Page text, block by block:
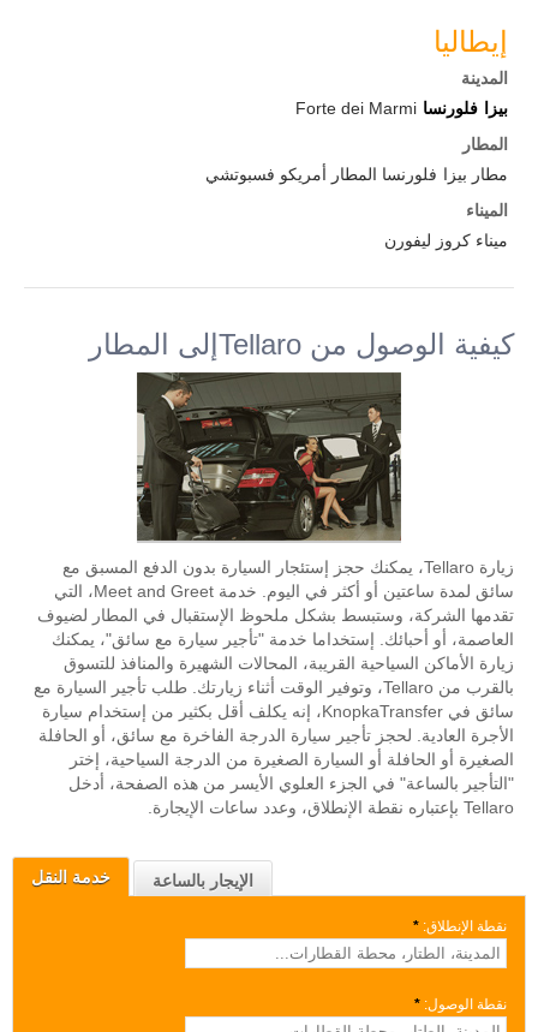
خدمة النقل الإيجار بالساعة
نقطة الإنطلاق: *
نقطة الوصول: *
إيطاليا
المدينة
بيزا
فلورنسا Forte dei Marmi
المطار
مطار بيزا فلورنسا المطار أمريكو فسبوتشي
الميناء
ميناء كروز ليفورن
كيفية الوصول من Tellaroإلى المطار
زيارة Tellaro، يمكنك حجز إستئجار السيارة بدون الدفع المسبق مع
سائق لمدة ساعتين أو أكثر في اليوم. خدمة Meet and Greet، التي
تقدمها الشركة، وستبسط بشكل ملحوظ الإستقبال في المطار لضيوف
العاصمة، أو أحبائك. إستخداما خدمة "تأجير سيارة مع سائق"، يمكنك
زيارة الأماكن السياحية القريبة، المحالات الشهيرة والمنافذ للتسوق
بالقرب من Tellaro، وتوفير الوقت أثناء زيارتك. طلب تأجير السيارة مع
سائق في KnopkaTransfer، إنه يكلف أقل بكثير من إستخدام سيارة
الأجرة العادية. لحجز تأجير سيارة الدرجة الفاخرة مع سائق، أو الحافلة
الصغيرة أو الحافلة أو السيارة الصغيرة من الدرجة السياحية، إختر
"التأجير بالساعة" في الجزء العلوي الأيسر من هذه الصفحة، أدخل
Tellaro بإعتباره نقطة الإنطلاق، وعدد ساعات الإيجارة.